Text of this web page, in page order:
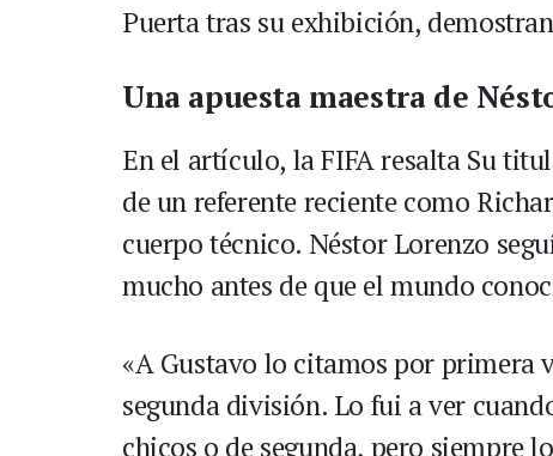
Puerta tras su exhibición,
Una apuesta maestra de
En el artículo, la FIFA resalta Su
de un referente reciente como
cuerpo técnico. Néstor Lorenzo
mucho antes de que el mundo
«A Gustavo lo citamos por primera
segunda división. Lo fui a ver
chicos o de segunda, pero siempre